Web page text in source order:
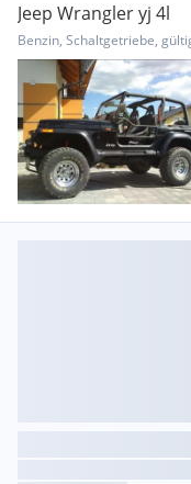
Jeep Wrangler yj 4l
Benzin, Schaltgetriebe,